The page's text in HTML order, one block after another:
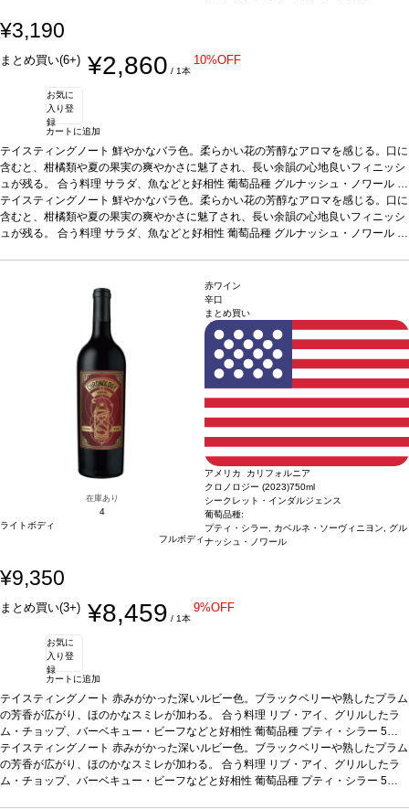
¥3,190
まとめ買い(6+) ¥2,860 / 1本
10%OFF
お気に
入り登
録
カートに追加
テイスティングノート 鮮やかなバラ色。柔らかい花の芳醇なアロマを感じる。口に
含むと、柑橘類や夏の果実の爽やかさに魅了され、長い余韻の心地良いフィニッシ
ュが残る。 合う料理 サラダ、魚などと好相性 葡萄品種 グルナッシュ・ノワール 9
0%、シラー 5%、サンソー 5%認証HVE認証*本ヴィンテージが在庫切れの場合、
在庫があり価格が同様の場合は自動的に次のヴィンテージに変更されます、ご了承
ください。
テイスティングノート 鮮やかなバラ色。柔らかい花の芳醇なアロマを感じる。口に
含むと、柑橘類や夏の果実の爽やかさに魅了され、長い余韻の心地良いフィニッシ
ュが残る。 合う料理 サラダ、魚などと好相性 葡萄品種 グルナッシュ・ノワール 9
在庫あり
4
ライトボディ
フルボディ
赤ワイン
辛口
まとめ買い
アメリカ カリフォルニア
クロノロジー (2023)750ml
シークレット・インダルジェンス
葡萄品種:
プティ・シラー, カベルネ・ソーヴィニヨン, グル
ナッシュ・ノワール
¥9,350
まとめ買い(3+) ¥8,459 / 1本
9%OFF
お気に
入り登
録
カートに追加
テイスティングノート 赤みがかった深いルビー色。ブラックベリーや熟したプラム
の芳香が広がり、ほのかなスミレが加わる。 合う料理 リブ・アイ、グリルしたラ
ム・チョップ、バーベキュー・ビーフなどと好相性 葡萄品種 プティ・シラー 5
0%、カベルネ・ソーヴィニョン 45%, グルナッシュ・ノワール 5%*本ヴィンテー
ジが在庫切れの場合、在庫があり価格が同様の場合は自動的に次のヴィンテージに
変更されますのでご了承ください。
テイスティングノート 赤みがかった深いルビー色。ブラックベリーや熟したプラム
の芳香が広がり、ほのかなスミレが加わる。 合う料理 リブ・アイ、グリルしたラ
ム・チョップ、バーベキュー・ビーフなどと好相性 葡萄品種 プティ・シラー 5